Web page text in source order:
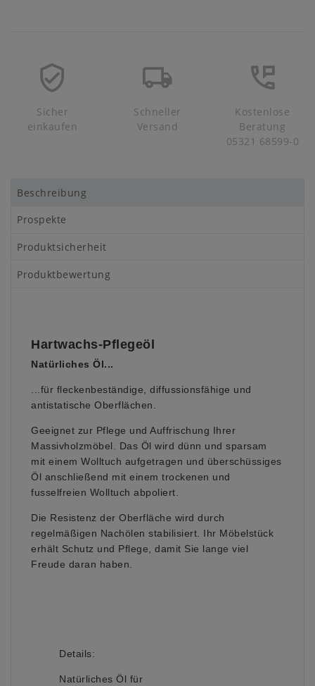
Sicher
einkaufen
Schneller
Versand
Kostenlose
Beratung
05321 68599-0
Beschreibung
Prospekte
Produktsicherheit
Produktbewertung
Hartwachs-Pflegeöl
Natürliches Öl...
...für fleckenbeständige, diffussionsfähige und
antistatische Oberflächen.
Geeignet zur Pflege und Auffrischung Ihrer
Massivholzmöbel. Das Öl wird dünn und sparsam
mit einem Wolltuch aufgetragen und überschüssiges
Öl anschließend mit einem trockenen und
fusselfreien Wolltuch abpoliert.
Die Resistenz der Oberfläche wird durch
regelmäßigen Nachölen stabilisiert. Ihr Möbelstück
erhält Schutz und Pflege, damit Sie lange viel
Freude daran haben.
Details:
Natürliches Öl für